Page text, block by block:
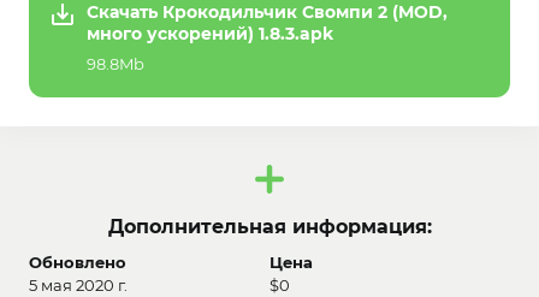
Скачать Крокодильчик Свомпи 2 (MOD,
много ускорений) 1.8.3.apk
98.8Mb
Дополнительная информация:
Обновлено
5 мая 2020 г.
Цена
$0